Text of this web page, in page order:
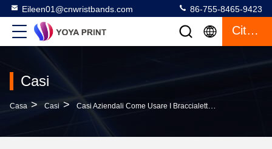
Eileen01@cnwristbands.com 86-755-8465-9423
Citazione
Casi
Casa > Casi > Casi Aziendali Come Usare I Braccialetti Tyvek In Ogni Occasione